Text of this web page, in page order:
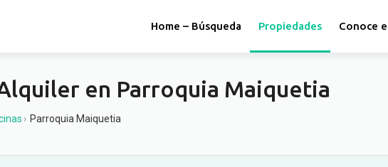
Home – Búsqueda Propiedades Conoce
en Parroquia Maiquetia
› Parroquia Maiquetia